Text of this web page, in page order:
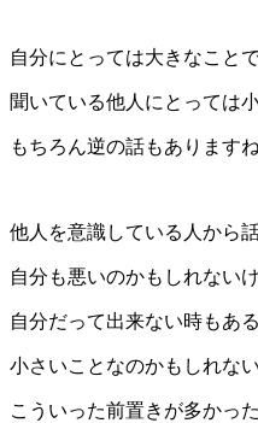
自分にとっては大きなこと
聞いている他人にとっては
もちろん逆の話もありますね
他人を意識している人から
自分も悪いのかもしれない
自分だって出来ない時もあ
小さいことなのかもしれな
こういった前置きが多かっ